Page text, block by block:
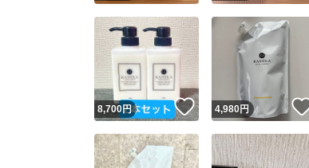
8,700円 いいね！
4,980円